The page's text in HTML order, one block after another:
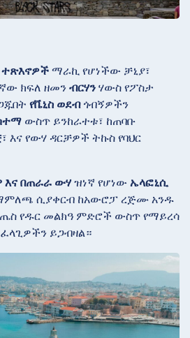
ተጽእኖዎች ማራኪ የሆነችው ቻኒያ፣
ክፍለ ዘመን ብርሃን ሃውስ የፖስታ
የቬኒስ ወደብጎብኝዎችን
ውስጥ ይንከራተቱ፣ ከጠባቡ
እና የውሃ ዳርቻዎች ትኩስ የባህር
እና በጠራራ ውሃ ዝነኛ የሆነው ኤላፎኒሲ
ሲያቀርብ ከአውሮፓ ረጅሙ አንዱ
የዱር መልክዓ ምድሮች ውስጥ የማይረሳ
ይጋብዛል።